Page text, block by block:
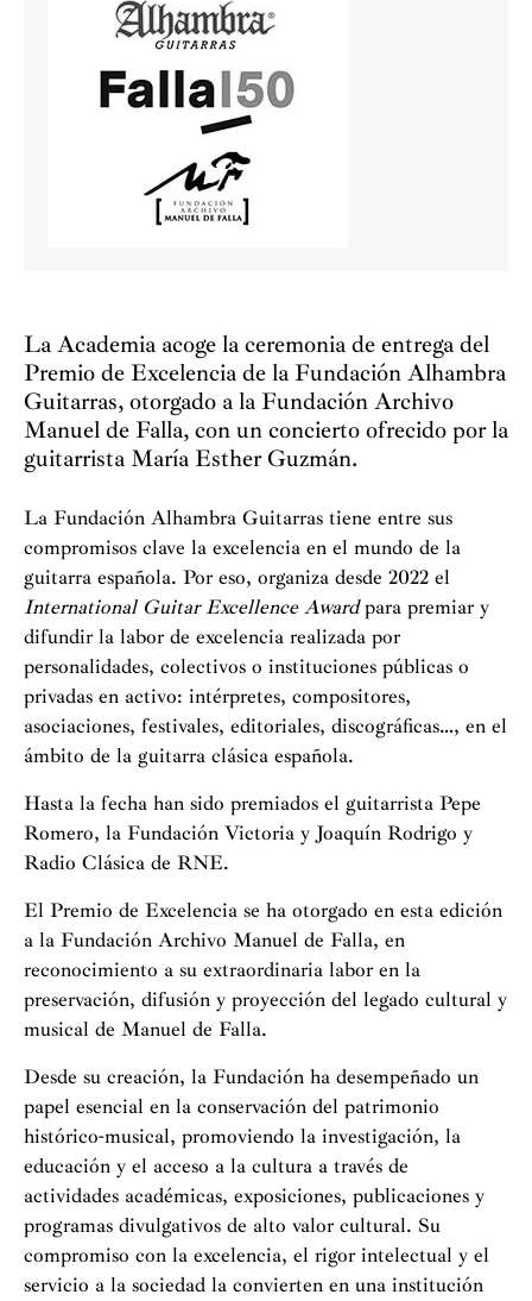
La Academia acoge la ceremonia de entrega del
Premio de Excelencia de la Fundación Alhambra
Guitarras, otorgado a la Fundación Archivo
Manuel de Falla, con un concierto ofrecido por la
guitarrista María Esther Guzmán.
La Fundación Alhambra Guitarras tiene entre sus
compromisos clave la excelencia en el mundo de la
guitarra española. Por eso, organiza desde 2022 el
International Guitar Excellence Awardpara premiar y
difundir la labor de excelencia realizada por
personalidades, colectivos o instituciones públicas o
privadas en activo: intérpretes, compositores,
asociaciones, festivales, editoriales, discográficas…, en el
ámbito de la guitarra clásica española.
Hasta la fecha han sido premiados el guitarrista Pepe
Romero, la Fundación Victoria y Joaquín Rodrigo y
Radio Clásica de RNE.
El Premio de Excelencia se ha otorgado en esta edición
a la Fundación Archivo Manuel de Falla, en
reconocimiento a su extraordinaria labor en la
preservación, difusión y proyección del legado cultural y
musical de Manuel de Falla.
Desde su creación, la Fundación ha desempeñado un
papel esencial en la conservación del patrimonio
histórico-musical, promoviendo la investigación, la
educación y el acceso a la cultura a través de
actividades académicas, exposiciones, publicaciones y
programas divulgativos de alto valor cultural. Su
compromiso con la excelencia, el rigor intelectual y el
servicio a la sociedad la convierten en una institución